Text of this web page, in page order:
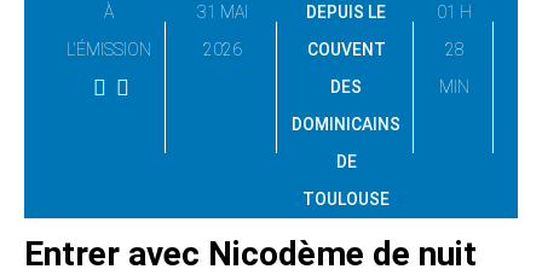
À
L'ÉMISSION
31 MAI
2026
DEPUIS LE
COUVENT
DES
DOMINICAINS
DE
TOULOUSE
01 H
28
MIN
Entrer avec Nicodème de nuit